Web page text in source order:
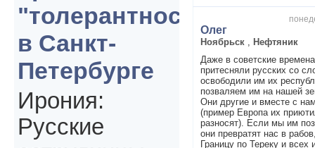
Олег
Ноябрьск
Нефтяник
Даже в советские
притесняли русских со
освободили им их
позваляем им на нашей
Они другие и вместе с
(пример Европа их
разносят). Если мы им
они превратят нас в
Границу по Тереку и всех
"толерантности"
в Санкт-
Петербурге
Ирония:
Русские